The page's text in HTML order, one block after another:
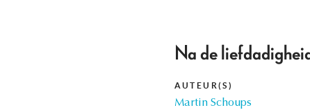
Na de
AUTEUR(S)
Martin Schoups